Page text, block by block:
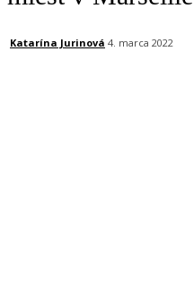
Katarína Jurinová 4. marca 2022